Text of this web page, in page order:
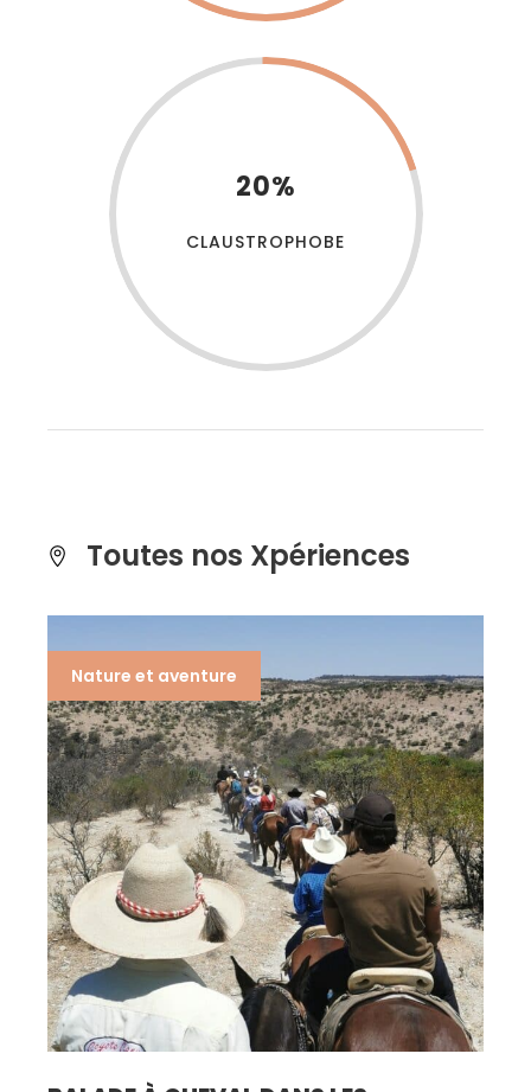
20%
CLAUSTROPHOBE
Toutes nos Xpériences
Nature et aventure